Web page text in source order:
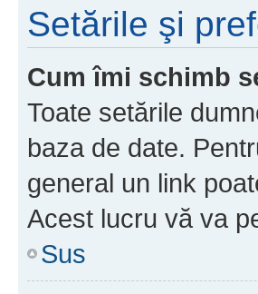
Setările şi
Cum îmi schimb
Toate setările
baza de date.
general un link
Acest lucru vă va
Sus